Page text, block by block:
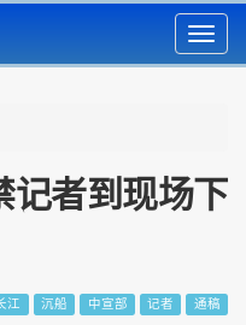
记者到现场下
江 沉船 中宣部 记者 通稿